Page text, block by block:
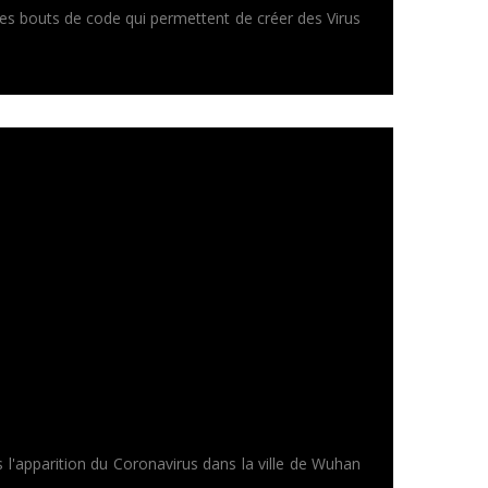
bouts de code qui permettent de créer des Virus
du Coronavirus dans la ville de Wuhan